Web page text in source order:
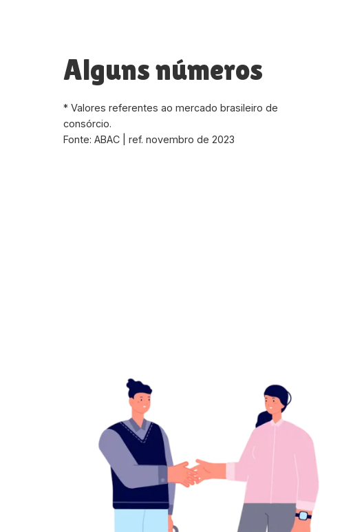
Alguns números
* Valores referentes ao mercado brasileiro de
consórcio.
Fonte: ABAC | ref. novembro de 2023